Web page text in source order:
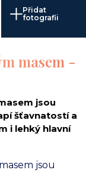
Přidat
fotografii
masem -
jsou
šťavnatostí a
i lehký hlavní
jsou